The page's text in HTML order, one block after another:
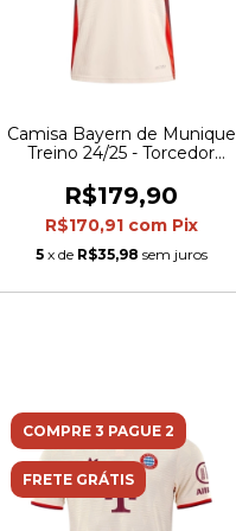
Camisa Bayern de Munique
Treino 24/25 - Torcedor
vinho
R$179,90
R$170,91 com Pix
5 x de R$35,98 sem juros
COMPRE 3 PAGUE 2
FRETE GRÁTIS